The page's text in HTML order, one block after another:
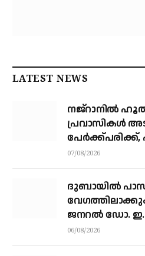
LATEST NEWS
നജ്‌റാനില്‍
പ്രവാസികള്‍
ആക്രമണത്തില്‍
07/08/2026
ദുബായിൽ
ജനറൽ ഡോ. ഇ.
06/08/2026